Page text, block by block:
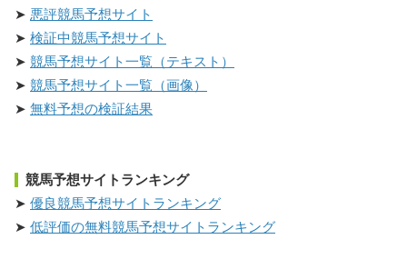
悪評競馬予想サイト
検証中競馬予想サイト
競馬予想サイト一覧（テキスト）
競馬予想サイト一覧（画像）
無料予想の検証結果
競馬予想サイトランキング
優良競馬予想サイトランキング
低評価の無料競馬予想サイトランキング